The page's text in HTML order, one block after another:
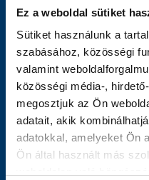
Ez a weboldal sütiket
Sütiket használunk a
szabásához, közösségi
valamint
közösségi média-,
megosztjuk az Ön
adatait, akik
adatokkal, amelyeket Ön
Ön által használt más